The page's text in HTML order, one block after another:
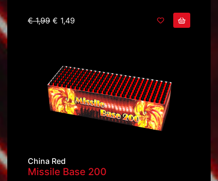
€ 1,99 € 1,49
China Red
Missile Base 200